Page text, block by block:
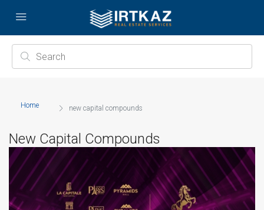
Home new capital compounds
New Capital Compounds